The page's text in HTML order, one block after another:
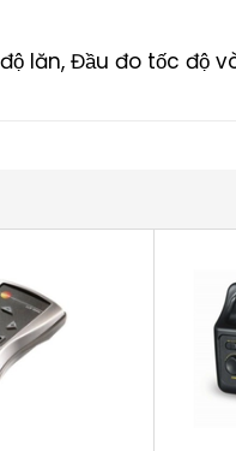
lăn, Đầu đo tốc độ